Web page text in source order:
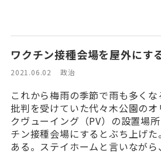
ワクチン接種会場を屋外にす
2021.06.02 政治
これから梅雨の季節で雨も多くな
批判を受けていた代々木公園のオ
クヴューイング（PV）の設置場
チン接種会場にするとぶち上げ
ある。ステイホームと言いなが